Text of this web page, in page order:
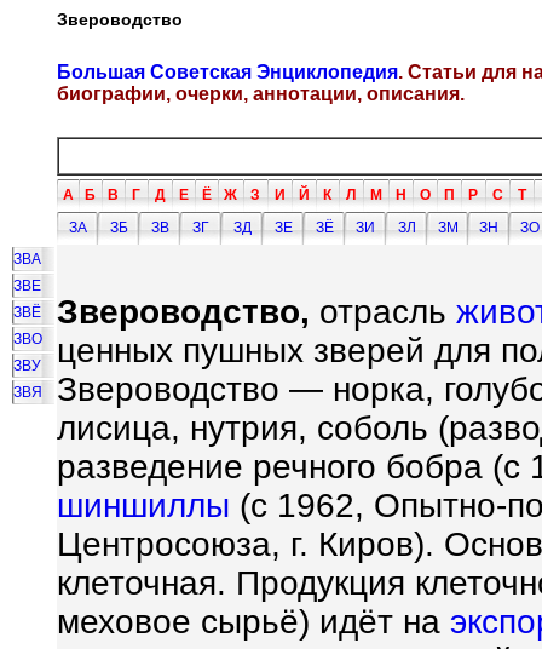
Звероводство
Большая Советская Энциклопедия. Статьи для
биографии, очерки, аннотации, описания.
А Б В Г Д Е Ё Ж З И Й К Л М Н О П Р С Т
ЗА
ЗБ ЗВ ЗГ ЗД ЗЕ ЗЁ ЗИ ЗЛ ЗМ ЗН
ЗО
ЗВА
ЗВЕ
ЗВЁ
ЗВО
ЗВУ
ЗВЯ
Звероводство, отрасль
ценных пушных зверей для
Звероводство — норка,
лисица, нутрия, соболь
разведение речного бобра (с
шиншиллы (с 1962, Опытно-
Центросоюза, г. Киров).
клеточная. Продукция
меховое сырьё) идёт на